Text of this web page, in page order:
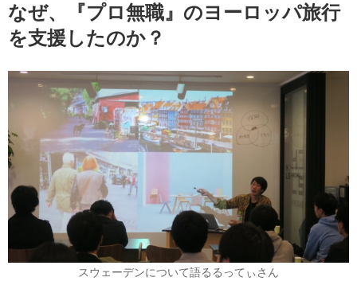
なぜ、『プロ無職』のヨーロッパ旅行
を支援したのか？
スウェーデンについて語るるってぃさん